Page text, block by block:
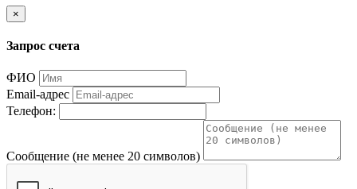
×
Запрос счета
ФИО
Email-адрес
Телефон:
Сообщение (не менее 20 символов)